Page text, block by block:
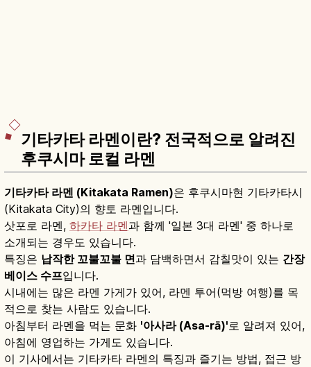
기타카타 라멘이란? 전국적으로 알려진
후쿠시마 로컬 라멘
기타카타 라멘 (Kitakata Ramen)은 후쿠시마현 기타카타시
(Kitakata City)의 향토 라멘입니다.
삿포로 라멘, 하카타 라멘과 함께 '일본 3대 라멘' 중 하나로
소개되는 경우도 있습니다.
특징은 납작한 꼬불꼬불 면과 담백하면서 감칠맛이 있는 간장
베이스 수프입니다.
시내에는 많은 라멘 가게가 있어, 라멘 투어(먹방 여행)를 목
적으로 찾는 사람도 있습니다.
아침부터 라멘을 먹는 문화 '아사라 (Asa-rā)'로 알려져 있어,
아침에 영업하는 가게도 있습니다.
이 기사에서는 기타카타 라멘의 특징과 즐기는 방법, 접근 방